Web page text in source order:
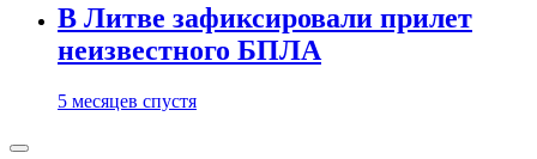
В Литве зафиксировали прилет
неизвестного БПЛА
5 месяцев спустя